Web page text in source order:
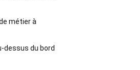
métier à
dessus du bord